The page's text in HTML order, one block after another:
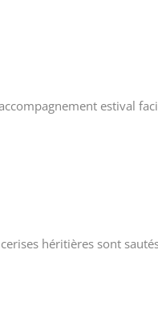
estival
héritières sont